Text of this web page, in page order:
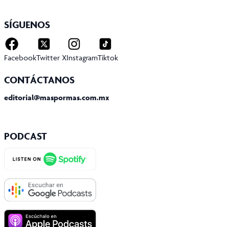
SÍGUENOS
FacebookTwitter XInstagramTiktok
CONTÁCTANOS
editorial@maspormas.com.mx
PODCAST